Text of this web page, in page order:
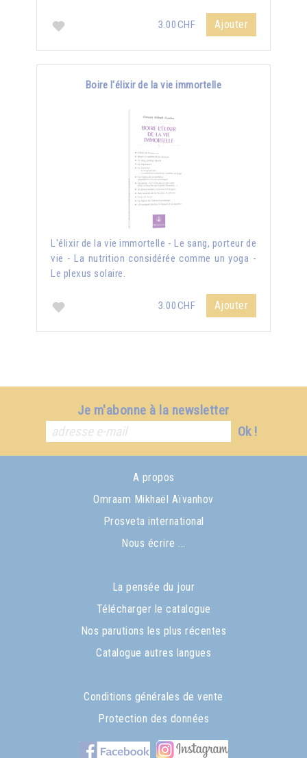
3.00CHF Ajouter
Boire l'élixir de la vie immortelle
L'élixir de la vie immortelle - Le sang, porteur de
vie - La nutrition considérée comme un yoga -
Le plexus solaire.
3.00CHF Ajouter
Je m'abonne à la newsletter
Ok !
A propos
Omraam Mikhaël Aïvanhov
Prosveta international
Nous écrire ...
La pensée du jour
Télécharger le catalogue
Nos parutions les plus récentes
Catalogue autres langues
Conditions générales de vente
Protection des données